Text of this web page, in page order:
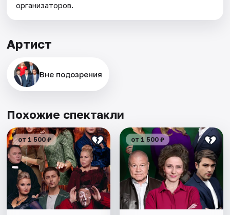
организаторов.
Артист
Вне подозрения
Похожие спектакли
от 1 500 ₽ от 1 500 ₽